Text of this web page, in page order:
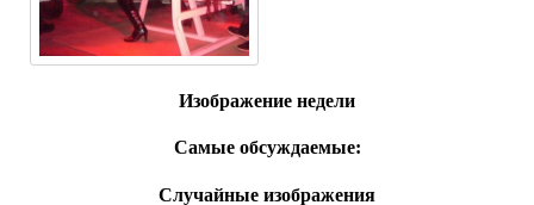
Изображение недели
Самые обсуждаемые:
Случайные изображения